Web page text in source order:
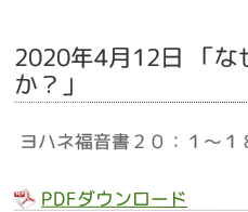
2020年4月12日 「な
か？」
ヨハネ福音書２０：１～１
PDFダウンロード